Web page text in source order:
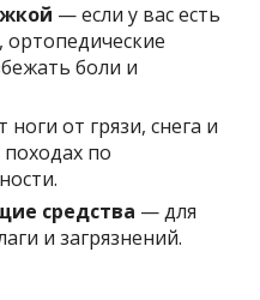
— если у вас есть
ортопедические
боли и
от грязи, снега и
по
средства — для
и загрязнений.